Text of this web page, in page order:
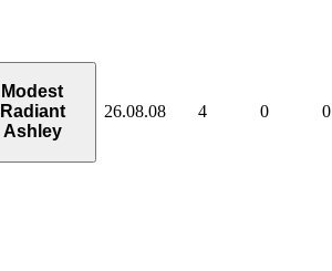
Modest
Radiant
Ashley
26.08.08 4 0 0